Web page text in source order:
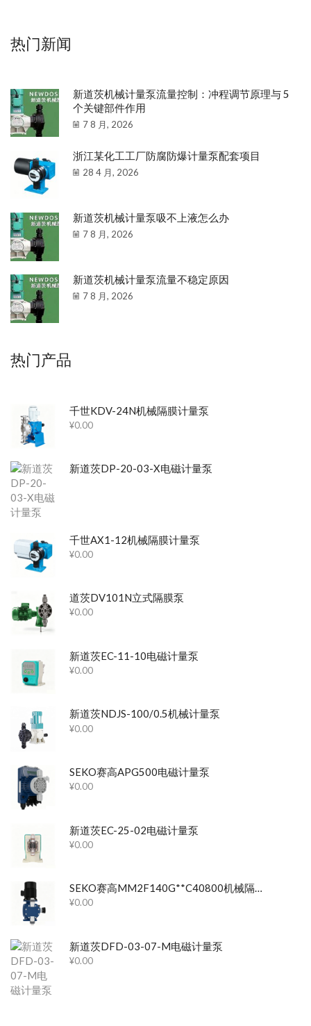
热门新闻
新道茨机械计量泵流量控制：冲程调节原理与 5
个关键部件作用
7 8 月, 2026
浙江某化工工厂防腐防爆计量泵配套项目
28 4 月, 2026
新道茨机械计量泵吸不上液怎么办
7 8 月, 2026
新道茨机械计量泵流量不稳定原因
7 8 月, 2026
热门产品
千世KDV-24N机械隔膜计量泵
¥0.00
新道茨DP-20-03-X电磁计量泵
千世AX1-12机械隔膜计量泵
¥0.00
道茨DV101N立式隔膜泵
¥0.00
新道茨EC-11-10电磁计量泵
¥0.00
新道茨NDJS-100/0.5机械计量泵
¥0.00
SEKO赛高APG500电磁计量泵
¥0.00
新道茨EC-25-02电磁计量泵
¥0.00
SEKO赛高MM2F140G**C40800机械隔膜计量泵
¥0.00
新道茨DFD-03-07-M电磁计量泵
¥0.00